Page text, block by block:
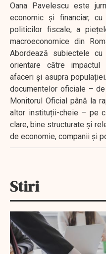
Oana Pavelescu este
economic și financiar,
politicilor fiscale, a
macroeconomice din
Abordează subiectele
orientare către
afaceri și asupra
documentelor oficiale –
Monitorul Oficial până la
altor instituții-cheie – pe
clare, bine structurate și
de economie, companii și
Stiri